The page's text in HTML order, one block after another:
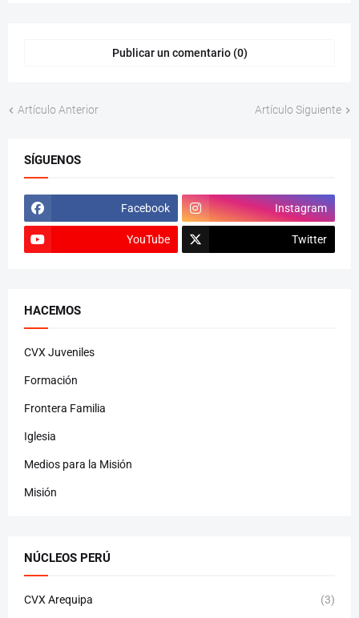
Publicar un comentario (0)
Artículo Anterior Artículo Siguiente
SÍGUENOS
Facebook Instagram
YouTube Twitter
HACEMOS
CVX Juveniles
Formación
Frontera Familia
Iglesia
Medios para la Misión
Misión
NÚCLEOS PERÚ
CVX Arequipa (3)